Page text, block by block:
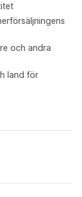
och andra
land för